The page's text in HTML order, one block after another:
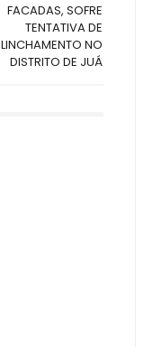
FACADAS, SOFRE
TENTATIVA DE
LINCHAMENTO NO
DISTRITO DE JUÁ